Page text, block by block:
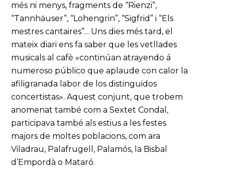
més ni menys, fragments de “Rienzi”,
“Tannhäuser”, “Lohengrin”, “Sigfrid” i “Els
mestres cantaires”... Uns dies més tard, el
mateix diari ens fa saber que les vetllades
musicals al cafè «continúan atrayendo á
numeroso público que aplaude con calor la
afiligranada labor de los distinguidos
concertistas». Aquest conjunt, que trobem
anomenat també com a Sextet Condal,
participava també als estius a les festes
majors de moltes poblacions, com ara
Viladrau, Palafrugell, Palamós, la Bisbal
d’Empordà o Mataró.